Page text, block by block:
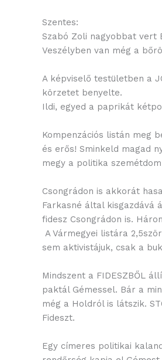
Szentes:
Szabó Zoli nagyobbat vert
Veszélyben van még a
A képviselő testületben a
körzetet benyelte.
Ildi, egyed a paprikát
Kompenzációs listán meg
és erős! Sminkeld magad
megy a politika
Csongrádon is akkorát
Farkasné által kisgazdává
fidesz Csongrádon is.
A Vármegyei listára
sem aktivistájuk, csak a
Mindszent a FIDESZBŐL
paktál Gémessel. Bár a
még a Holdról is látszik.
Fideszt.
Egy címeres politikai